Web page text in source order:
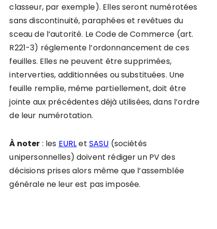
classeur, par exemple). Elles seront numérotées
sans discontinuité, paraphées et revêtues du
sceau de l’autorité. Le Code de Commerce (art.
R221-3) réglemente l’ordonnancement de ces
feuilles. Elles ne peuvent être supprimées,
interverties, additionnées ou substituées. Une
feuille remplie, même partiellement, doit être
jointe aux précédentes déjà utilisées, dans l’ordre
de leur numérotation.
À noter : les EURLet SASU (sociétés
unipersonnelles) doivent rédiger un PV des
décisions prises alors même que l’assemblée
générale ne leur est pas imposée.